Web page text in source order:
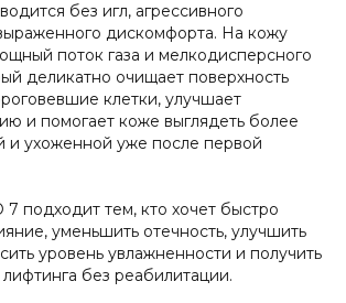
без игл, агрессивного
дискомфорта. На кожу
поток газа и мелкодисперсного
деликатно очищает поверхность
клетки, улучшает
и помогает коже выглядеть более
и ухоженной уже после первой
подходит тем, кто хочет быстро
уменьшить отечность, улучшить
уровень увлажненности и получить
без реабилитации.